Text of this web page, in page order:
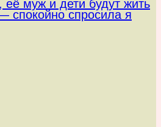
муж и дети будут жить
спокойно спросила я